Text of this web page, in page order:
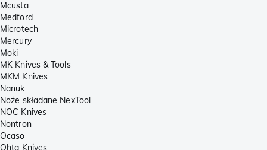
Mcusta
Medford
Microtech
Mercury
Moki
MK Knives & Tools
MKM Knives
Nanuk
Noże składane NexTool
NOC Knives
Nontron
Ocaso
Ohta Knives